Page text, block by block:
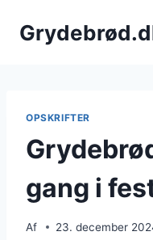
OPSKRIFTER
gang i
Af 23. december